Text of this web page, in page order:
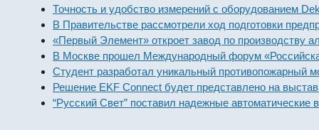
Точность и удобство измерений с оборудованием
В Правительстве рассмотрели ход подготовки
«Первый Элемент» откроет завод по производству
В Москве прошел Международный форум «Российская
Студент разработал уникальный противопожарный
Решение EKF Connect будет представлено на
“Русский Свет” поставил надежные